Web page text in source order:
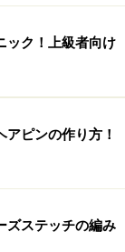
ック！上級者向け
アピンの作り方！
ズステッチの編み